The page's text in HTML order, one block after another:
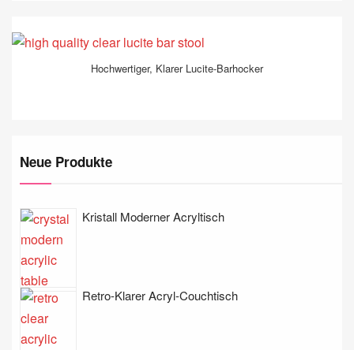
Hochwertiger, Klarer Lucite-Barhocker
Neue Produkte
Kristall Moderner Acryltisch
Retro-Klarer Acryl-Couchtisch